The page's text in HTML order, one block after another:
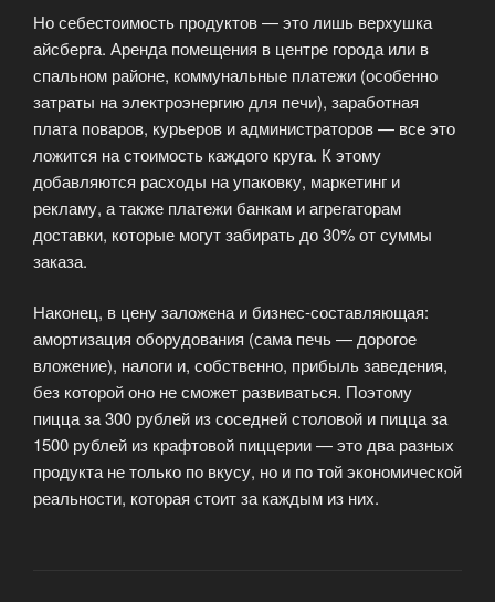
Но себестоимость продуктов — это лишь верхушка
айсберга. Аренда помещения в центре города или в
спальном районе, коммунальные платежи (особенно
затраты на электроэнергию для печи), заработная
плата поваров, курьеров и администраторов — все это
ложится на стоимость каждого круга. К этому
добавляются расходы на упаковку, маркетинг и
рекламу, а также платежи банкам и агрегаторам
доставки, которые могут забирать до 30% от суммы
заказа.
Наконец, в цену заложена и бизнес-составляющая:
амортизация оборудования (сама печь — дорогое
вложение), налоги и, собственно, прибыль заведения,
без которой оно не сможет развиваться. Поэтому
пицца за 300 рублей из соседней столовой и пицца за
1500 рублей из крафтовой пиццерии — это два разных
продукта не только по вкусу, но и по той экономической
реальности, которая стоит за каждым из них.